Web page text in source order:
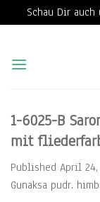
Schau Dir auch
content
1-6025-B
mit
Published April 24,
Gunaksa pudr.